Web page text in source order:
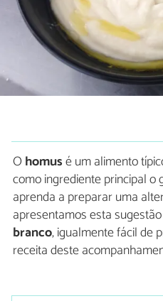
Ohomusé um alimento
como ingrediente principal o
aprenda a preparar uma
apresentamos esta
branco, igualmente fácil de
receita deste